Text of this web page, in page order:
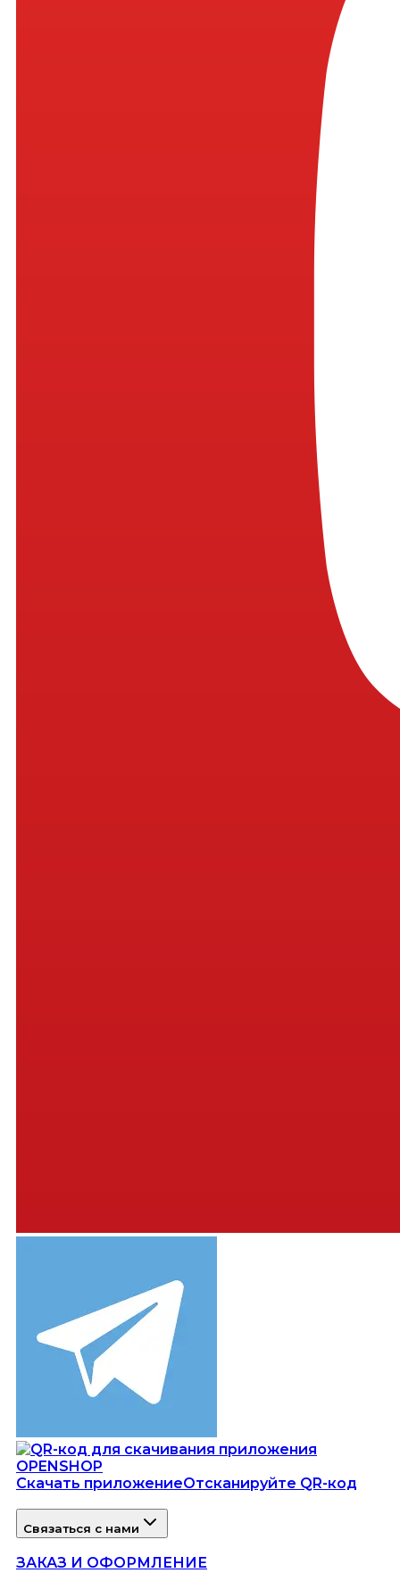
Скачать приложениеОтсканируйте QR-код
Связаться с нами
ЗАКАЗ И ОФОРМЛЕНИЕ